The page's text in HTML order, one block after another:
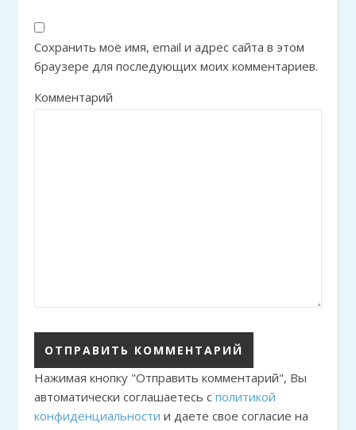
Сохранить моё имя, email и адрес сайта в этом
браузере для последующих моих комментариев.
Комментарий
Нажимая кнопку "Отправить комментарий", Вы
автоматически соглашаетесь с политикой
конфиденциальности и даете свое согласие на